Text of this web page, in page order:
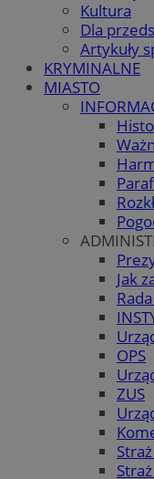
Kultura
Dla
Artykuły
KRYMINALNE
MIASTO
Jak
OPS
ZUS